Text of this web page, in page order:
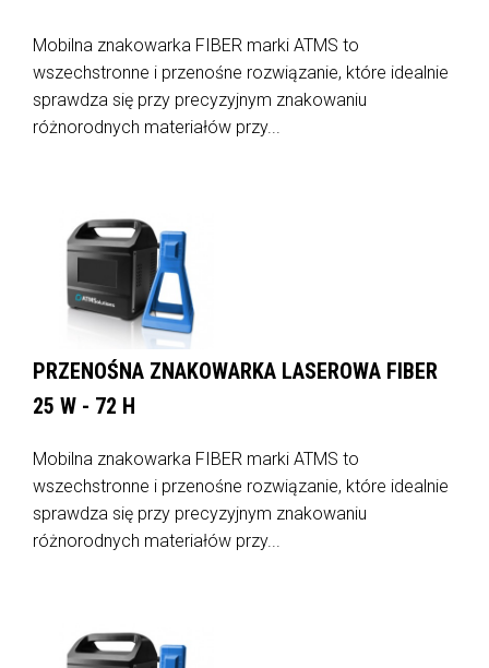
Mobilna znakowarka FIBER marki ATMS to
wszechstronne i przenośne rozwiązanie, które idealnie
sprawdza się przy precyzyjnym znakowaniu
różnorodnych materiałów przy...
PRZENOŚNA ZNAKOWARKA LASEROWA FIBER
25 W - 72 H
Mobilna znakowarka FIBER marki ATMS to
wszechstronne i przenośne rozwiązanie, które idealnie
sprawdza się przy precyzyjnym znakowaniu
różnorodnych materiałów przy...